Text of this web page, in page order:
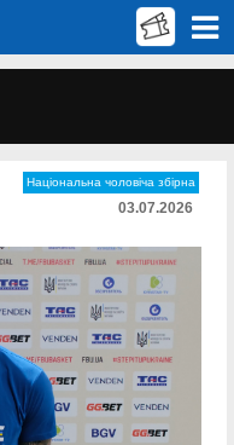
Національна чоловіча збірна
03.07.2026